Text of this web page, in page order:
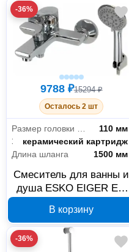
-36%
9788 ₽15294 ₽
Осталось 2 шт
110 мм
Запорный клапанкерамический картридж
Длина шланга
1500 мм
Смеситель для ванны и
душа ESKO EIGER EG
В корзину
-36%